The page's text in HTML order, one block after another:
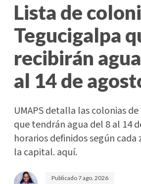
Lista de
Tegucigalpa
recibirán
al 14 de
UMAPS detalla las colonias
que tendrán agua del 8 al 14
horarios definidos según cada
la capital. aquí.
Publicado7 ago. 2026